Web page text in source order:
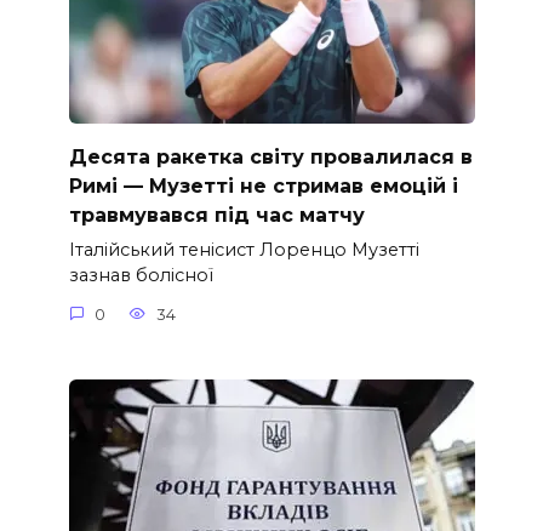
Десята ракетка світу провалилася в
Римі — Музетті не стримав емоцій і
травмувався під час матчу
Італійський тенісист Лоренцо Музетті
зазнав болісної
0 34